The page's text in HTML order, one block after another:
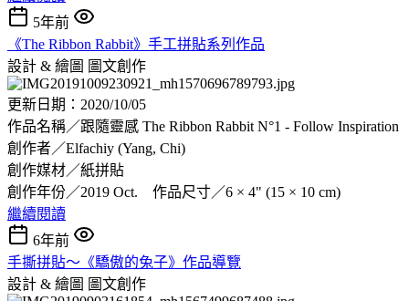
5年前
《The Ribbon Rabbit》手工拼貼系列作品
設計 & 繪圖 圖文創作
更新日期：2020/10/05
作品名稱／跟隨靈感 The Ribbon Rabbit N°1 - Follow Inspiration
創作者／Elfachiy (Yang, Chi)
創作媒材／紙拼貼
創作年份／2019 Oct. 作品尺寸／6 × 4" (15 × 10 cm)
繼續閱讀
6年前
手撕拼貼～《驕傲的兔子》作品導覽
設計 & 繪圖 圖文創作